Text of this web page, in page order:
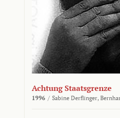
Achtung Staatsgrenze
1996 / Sabine Derflinger,